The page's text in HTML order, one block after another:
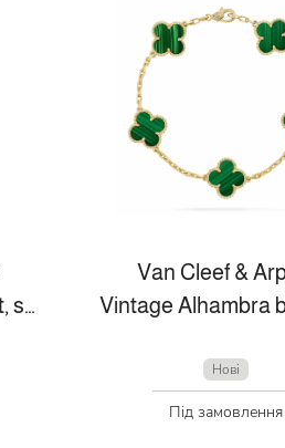
Perlée clovers bracelet, small model
Van Cleef &
Нові
Під замовлення